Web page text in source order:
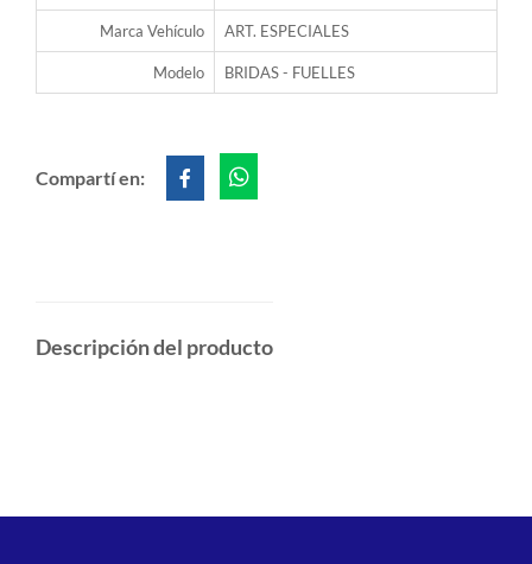
Marca Vehículo ART. ESPECIALES
Modelo BRIDAS - FUELLES
Compartí en:
Descripción del producto